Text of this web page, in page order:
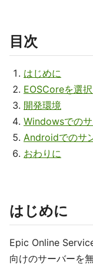
目次
はじめに
EOSCoreを選
開発環境
Windowsでの
Androidでのサ
おわりに
はじめに
Epic Online
向けのサーバーを